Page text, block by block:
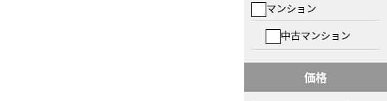
マンション
中古マンション
価格